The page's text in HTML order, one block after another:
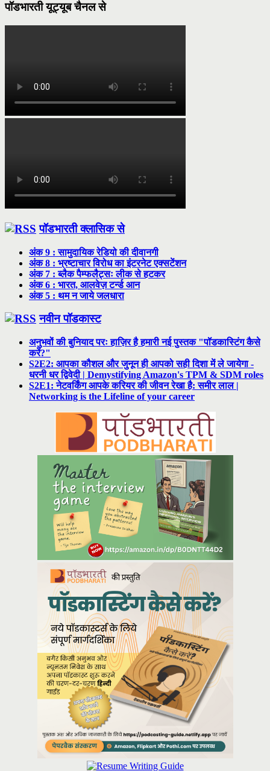
पॉडभारती यूट्यूब चैनल से
पॉडभारती क्लासिक से
अंक 9 : सामुदायिक रेडियो की दीवानगी
अंक 8 : भ्रष्टाचार विरोध का इंटरनेट एक्सटेंशन
अंक 7 : ब्लैक पैम्फलैट्सः लीक से हटकर
अंक 6 : भारत, आलवेज़ टर्न्ड आन
अंक 5 : थम न जाये जलधारा
नवीन पॉडकास्ट
अनुभवों की बुनियाद परः हाज़िर है हमारी नई पुस्तक "पॉडकास्टिंग कैसे
करें?"
S2E2: आपका कौशल और जुनून ही आपको सही दिशा में ले जायेगा -
धरनी धर द्विवेदी | Demystifying Amazon's TPM & SDM roles
S2E1: नेटवर्किंग आपके करियर की जीवन रेखा है: समीर लाल |
Networking is the Lifeline of your career